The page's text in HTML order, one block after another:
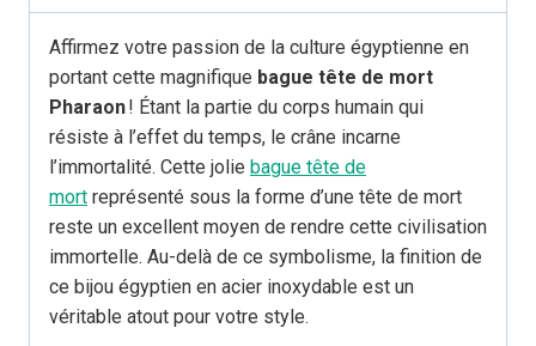
Affirmez votre passion de la culture égyptienne en
portant cette magnifique bague tête de mort
Pharaon! Étant la partie du corps humain qui
résiste à l’effet du temps, le crâne incarne
l’immortalité. Cette jolie bague tête de
mort représenté sous la forme d’une tête de mort
reste un excellent moyen de rendre cette civilisation
immortelle. Au-delà de ce symbolisme, la finition de
ce bijou égyptien en acier inoxydable est un
véritable atout pour votre style.